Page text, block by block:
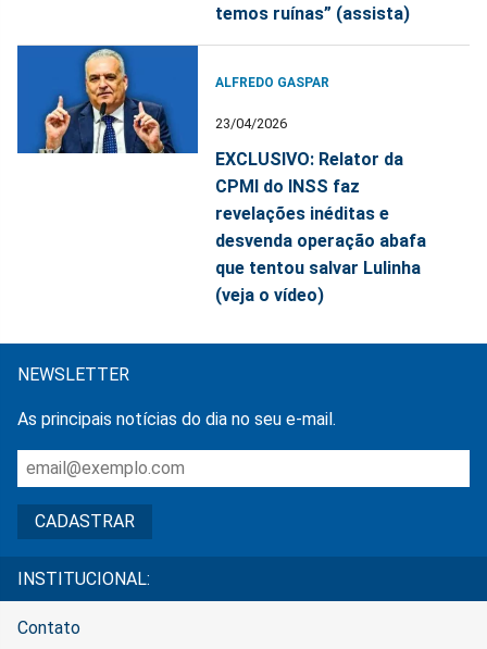
temos ruínas” (assista)
ALFREDO GASPAR
23/04/2026
EXCLUSIVO: Relator da
CPMI do INSS faz
revelações inéditas e
desvenda operação abafa
que tentou salvar Lulinha
(veja o vídeo)
NEWSLETTER
As principais notícias do dia no seu e-mail.
INSTITUCIONAL:
Contato